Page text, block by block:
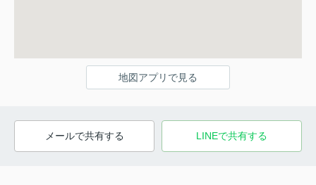
地図アプリで見る
メールで共有する LINEで共有する